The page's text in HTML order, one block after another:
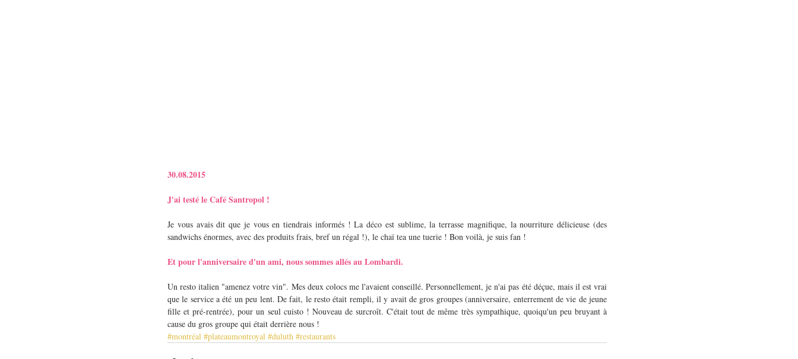
30.08.2015
J'ai testé le Café Santropol !
Je vous avais dit que je vous en tiendrais informés ! La déco est sublime, la terrasse magnifique, la nourriture délicieuse (des
sandwichs énormes, avec des produits frais, bref un régal !), le chaï tea une tuerie ! Bon voilà, je suis fan !
Et pour l'anniversaire d'un ami, nous sommes allés au Lombardi.
Un resto italien "amenez votre vin". Mes deux colocs me l'avaient conseillé. Personnellement, je n'ai pas été déçue, mais il est vrai
que le service a été un peu lent. De fait, le resto était rempli, il y avait de gros groupes (anniversaire, enterrement de vie de jeune
fille et pré-rentrée), pour un seul cuisto ! Nouveau de surcroît. C'était tout de même très sympathique, quoiqu'un peu bruyant à
cause du gros groupe qui était derrière nous !
#montréal #plateaumontroyal #duluth #restaurants